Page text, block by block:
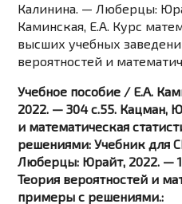
Калинина. — Люберцы:
Каминская, Е.А. Курс
высших учебных
вероятностей и
Учебное пособие / Е.А.
2022. — 304 c.55. Кацман,
и математическая
решениями: Учебник для
Люберцы: Юрайт, 2022. —
Теория вероятностей и
примеры с решениями.: